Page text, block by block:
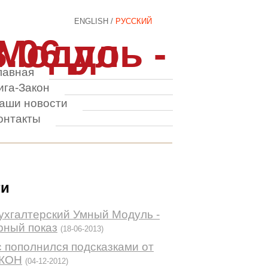
ENGLISH / РУССКИЙ
Закон
новости
Умный Модуль -
показ (18-06-2013)
пополнился подсказками от
(04-12-2012)
-
до